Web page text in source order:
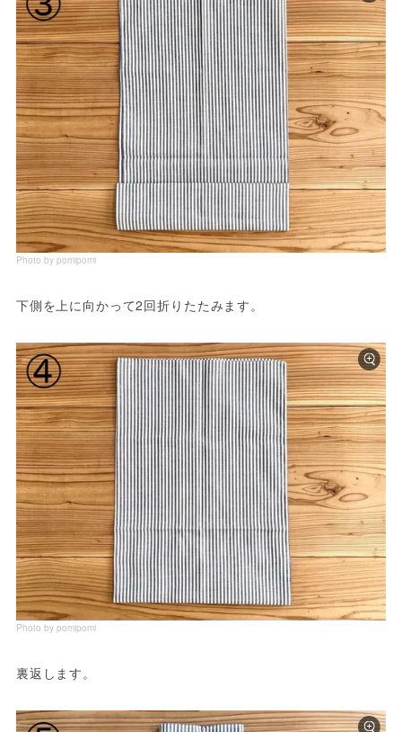
Photo by pomipomi
下側を上に向かって2回折りたたみます。
Photo by pomipomi
裏返します。